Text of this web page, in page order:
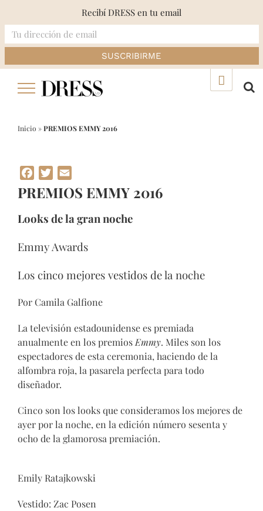
Inicio »PREMIOS EMMY 2016
Facebook
Twitter
PREMIOS EMMY 2016
Looks de la gran noche
Emmy Awards
Los cinco mejores vestidos de la noche
Por Camila Galfione
La televisión estadounidense es premiada
anualmente en los premios Emmy. Miles son los
espectadores de esta ceremonia, haciendo de la
alfombra roja, la pasarela perfecta para todo
diseñador.
Cinco son los looks que consideramos los mejores de
ayer por la noche, en la edición número sesenta y
ocho de la glamorosa premiación.
Emily Ratajkowski
Vestido: Zac Posen
Recibí DRESS en tu email